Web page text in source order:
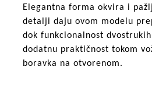
Elegantna forma okvira i
detalji daju ovom modelu
dok funkcionalnost
dodatnu praktičnost tokom
boravka na otvorenom.